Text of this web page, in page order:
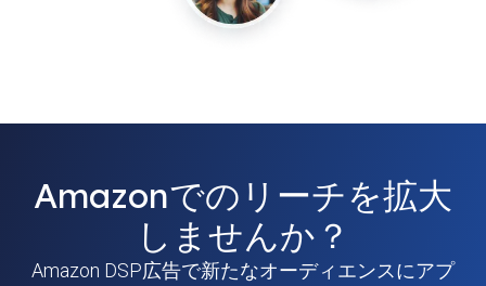
Amazonでのリーチを拡大
しませんか？
Amazon DSP広告で新たなオーディエンスにアプ